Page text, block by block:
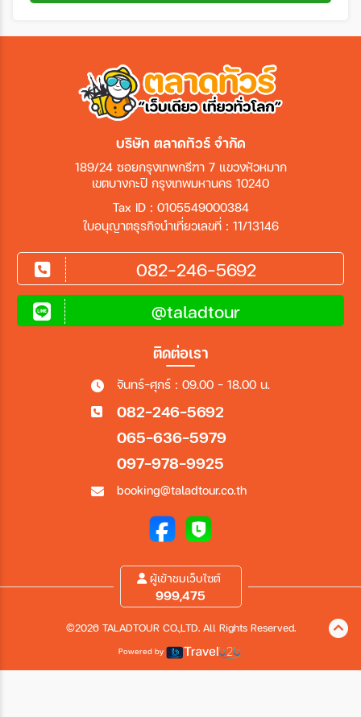
บริษัท ตลาดทัวร์ จำกัด
189/24 ซอยกรุงเทพกรีฑา 7 แขวงหัวหมาก
เขตบางกะปิ กรุงเทพมหานคร 10240
Tax ID : 0105549000384
ใบอนุญาตธุรกิจนำเที่ยวเลขที่ : 11/13146
082-246-5692
@taladtour
ติดต่อเรา
จันทร์-ศุกร์ : 09.00 - 18.00 น.
082-246-5692
065-636-5979
097-978-9925
booking@taladtour.co.th
ผู้เข้าชมเว็บไซต์
999,475
©2026 TALADTOUR CO.,LTD. All Rights Reserved.
Powered by